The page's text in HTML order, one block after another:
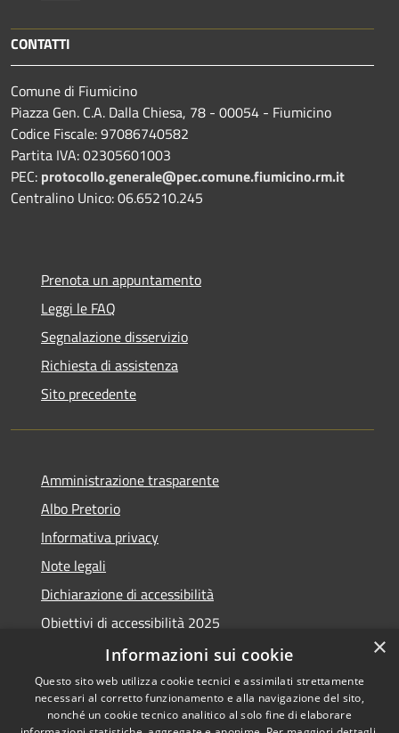
CONTATTI
Comune di Fiumicino
Piazza Gen. C.A. Dalla Chiesa, 78 - 00054 - Fiumicino
Codice Fiscale: 97086740582
Partita IVA: 02305601003
PEC: protocollo.generale@pec.comune.fiumicino.rm.it
Centralino Unico: 06.65210.245
Prenota un appuntamento
Leggi le FAQ
Segnalazione disservizio
Richiesta di assistenza
Sito precedente
Amministrazione trasparente
Albo Pretorio
Informativa privacy
Note legali
Dichiarazione di accessibilità
Obiettivi di accessibilità 2025
Meccanismo di feedback
×
Informazioni sui cookie
Questo sito web utilizza cookie tecnici e assimilati strettamente
necessari al corretto funzionamento e alla navigazione del sito,
nonché un cookie tecnico analitico al solo fine di elaborare